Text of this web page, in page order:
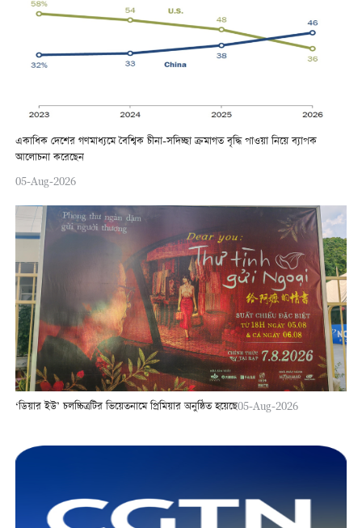
একাধিক দেশের গণমাধ্যমে বৈশ্বিক চীনা-সদিচ্ছা ক্রমাগত বৃদ্ধি পাওয়া নিয়ে ব্যাপক
আলোচনা করেছেন
05-Aug-2026
‘ডিয়ার ইউ’ চলচ্চিত্রটির ভিয়েতনামে প্রিমিয়ার অনুষ্ঠিত হয়েছে05-Aug-2026